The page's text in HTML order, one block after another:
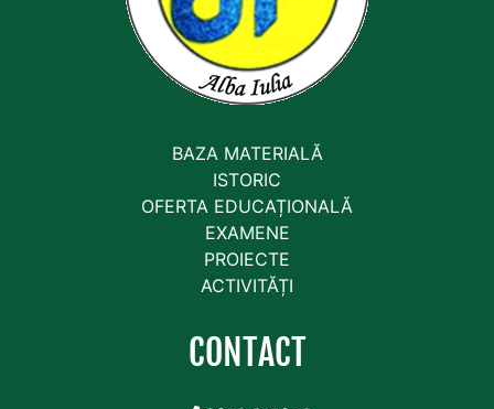
BAZA MATERIALĂ
ISTORIC
OFERTA EDUCAȚIONALĂ
EXAMENE
PROIECTE
ACTIVITĂȚI
CONTACT